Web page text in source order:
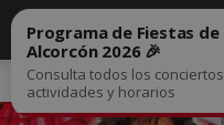
Inicio Noticias
Programa de Fiestas de
Alcorcón 2026 🎉
Consulta todos los
actividades y horarios